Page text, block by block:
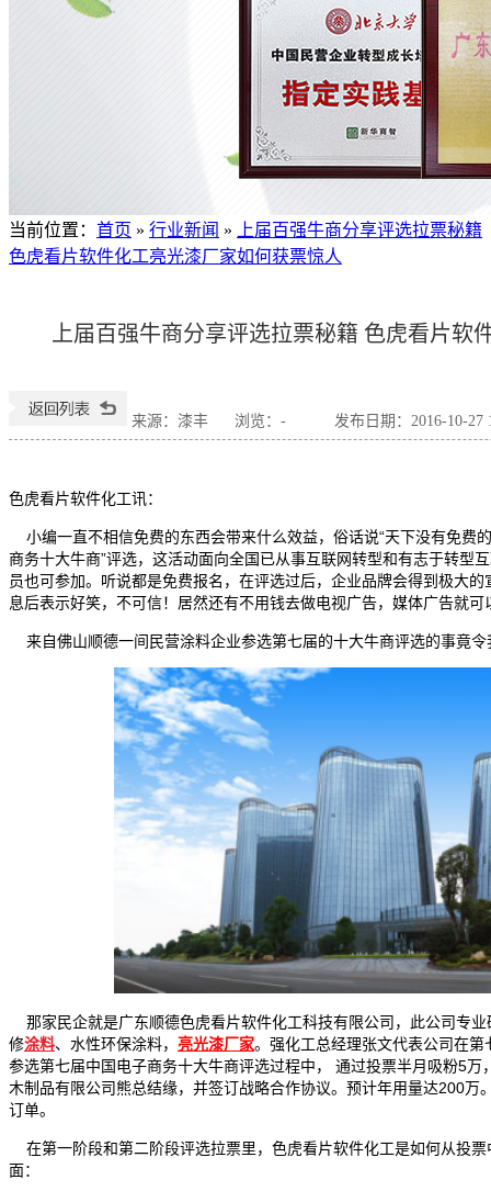
当前位置 ： 首页 » 行业新闻 »
上届百强牛商分享评选拉票秘籍
色虎看片软件化工亮光漆厂家如何获票惊人
上届百强牛商分享评选拉票秘籍 色虎看片软
来源：漆丰 浏览： - 发布日期：2016-10-27
色虎看片软件化工讯：
小编一直不相信免费的东西会带来什么效益，俗话说“天下没有免费
商务十大牛商”评选，这活动面向全国已从事互联网转型和有志于转型
员也可参加。听说都是免费报名，在评选过后，企业品牌会得到极大
息后表示好笑，不可信！居然还有不用钱去做电视广告，媒体广告就
来自佛山顺德一间民营涂料企业参选第七届的十大牛商评选的事竟令
那家民企就是广东顺德色虎看片软件化工科技有限公司，此公司专业
修涂料、水性环保涂料， 亮光漆厂家。强化工总经理张文代表公司在
参选第七届中国电子商务十大牛商评选过程中， 通过投票半月吸粉5
木制品有限公司熊总结缘，并签订战略合作协议。预计年用量达200
订单。
在第一阶段和第二阶段评选拉票里，色虎看片软件化工是如何从投
面：